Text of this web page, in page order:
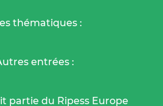
thématiques :
entrées :
partie du Ripess Europe